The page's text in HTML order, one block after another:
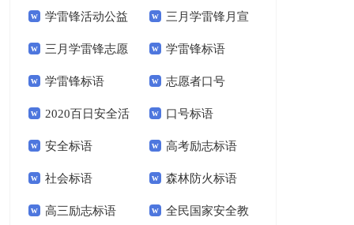
标语 传标语
学雷锋活动公益
宣传标语
三月学雷锋月宣
传标语
三月学雷锋志愿
者活动总结
学雷锋标语
学雷锋标语 志愿者口号
2020百日安全活
动标语
口号标语
安全标语 高考励志标语
社会标语 森林防火标语
高三励志标语 全民国家安全教